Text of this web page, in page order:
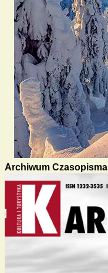
Archiwum Czasopisma